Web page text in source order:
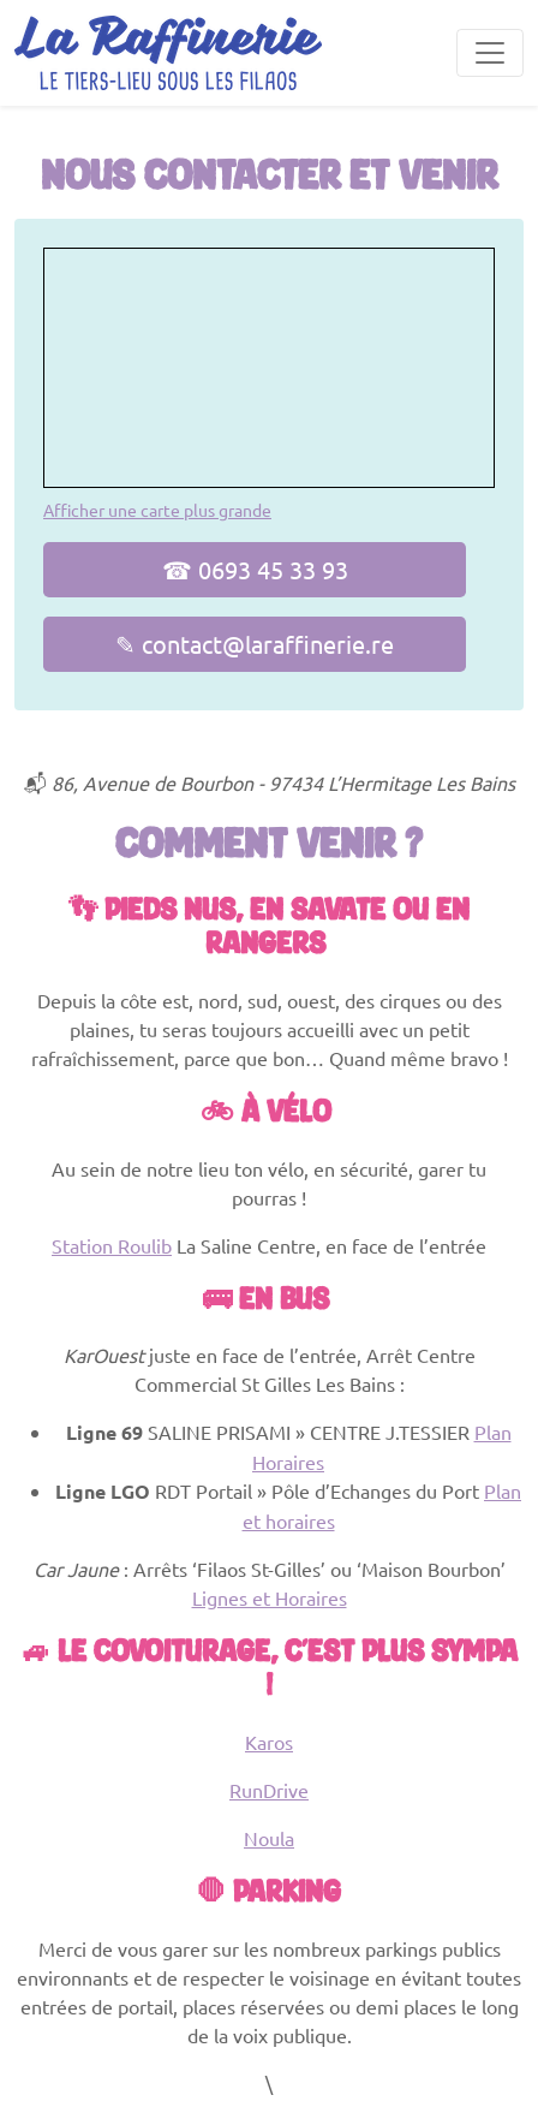
NOUS CONTACTER ET VENIR
Afficher une carte plus grande
☎ 0693 45 33 93
✎ contact@laraffinerie.re
📬 86, Avenue de Bourbon - 97434 L’Hermitage Les Bains
COMMENT VENIR ?
👣 PIEDS NUS, EN SAVATE OU EN
RANGERS
Depuis la côte est, nord, sud, ouest, des cirques ou des
plaines, tu seras toujours accueilli avec un petit
rafraîchissement, parce que bon… Quand même bravo !
🚲 À VÉLO
Au sein de notre lieu ton vélo, en sécurité, garer tu
pourras !
Station Roulib La Saline Centre, en face de l’entrée
🚌 EN BUS
KarOuestjuste en face de l’entrée, Arrêt Centre
Commercial St Gilles Les Bains :
Ligne 69SALINE PRISAMI » CENTRE J.TESSIER Plan
Horaires
Ligne LGO RDT Portail » Pôle d’Echanges du Port Plan
et horaires
Car Jaune: Arrêts ‘Filaos St-Gilles’ ou ‘Maison Bourbon’
Lignes et Horaires
🚙 LE COVOITURAGE, C’EST PLUS SYMPA
!
Karos
RunDrive
Noula
🛑 PARKING
Merci de vous garer sur les nombreux parkings publics
environnants et de respecter le voisinage en évitant toutes
entrées de portail, places réservées ou demi places le long
de la voix publique.
\